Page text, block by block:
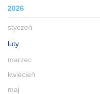
2026
styczeń
luty
marzec
kwiecień
maj